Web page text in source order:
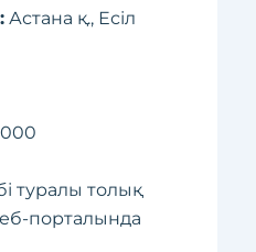
Астана қ., Есіл
туралы толық
порталында